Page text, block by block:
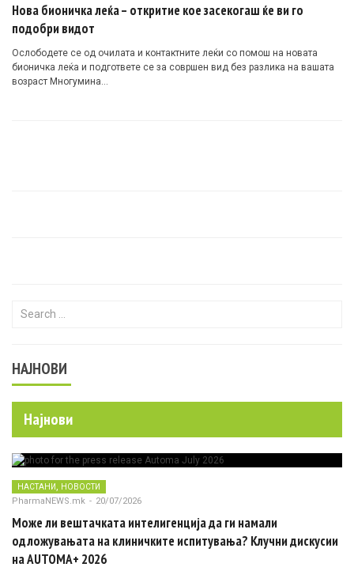
Нова бионичка леќа – откритие кое засекогаш ќе ви го
подобри видот
Ослободете се од очилата и контактните леќи со помош на новата
бионичка леќа и подгответе се за совршен вид без разлика на вашата
возраст Многумина…
Search for:
НАЈНОВИ
Најнови
НАСТАНИ, НОВОСТИ
PharmaNEWS.mk - 20/07/2026
Може ли вештачката интелигенција да ги намали
одложувањата на клиничките испитувања? Клучни дискусии
на AUTOMA+ 2026